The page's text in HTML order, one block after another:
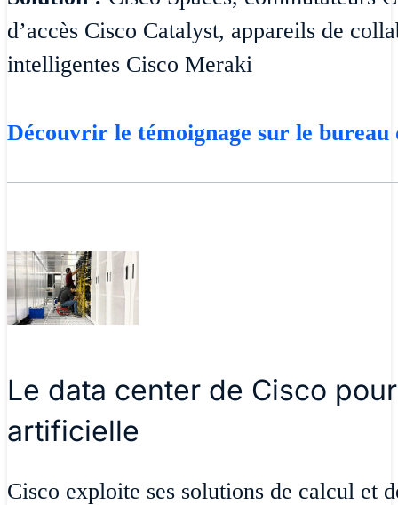
d’accès Cisco Catalyst, appareils de
intelligentes Cisco Meraki
Découvrir le témoignage sur le bureau
Le data center de Cisco
artificielle
Cisco exploite ses solutions de calcul et